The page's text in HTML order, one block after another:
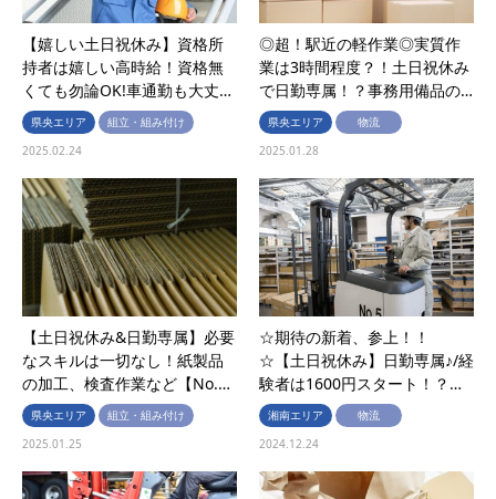
【嬉しい土日祝休み】資格所
持者は嬉しい高時給！資格無
くても勿論OK!車通勤も大丈…
県央エリア
組立・組み付け
2025.02.24
◎超！駅近の軽作業◎実質作
業は3時間程度？！土日祝休み
で日勤専属！？事務用備品の…
県央エリア
物流
2025.01.28
【土日祝休み&日勤専属】必要
なスキルは一切なし！紙製品
の加工、検査作業など【No.…
県央エリア
組立・組み付け
2025.01.25
☆期待の新着、参上！！
☆【土日祝休み】日勤専属♪/経
験者は1600円スタート！？…
湘南エリア
物流
2024.12.24